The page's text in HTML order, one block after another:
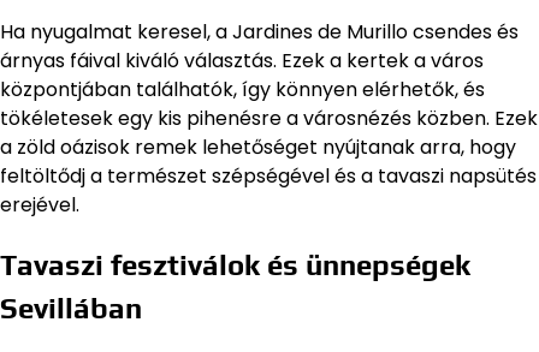
Ha nyugalmat keresel, a Jardines de Murillo csendes és
árnyas fáival kiváló választás. Ezek a kertek a város
központjában találhatók, így könnyen elérhetők, és
tökéletesek egy kis pihenésre a városnézés közben. Ezek
a zöld oázisok remek lehetőséget nyújtanak arra, hogy
feltöltődj a természet szépségével és a tavaszi napsütés
erejével.
Tavaszi fesztiválok és ünnepségek
Sevillában